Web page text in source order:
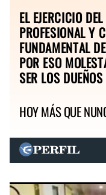
EL EJERCICIO
PROFESIONAL Y
FUNDAMENTAL
POR ESO
SER LOS
HOY MÁS QUE